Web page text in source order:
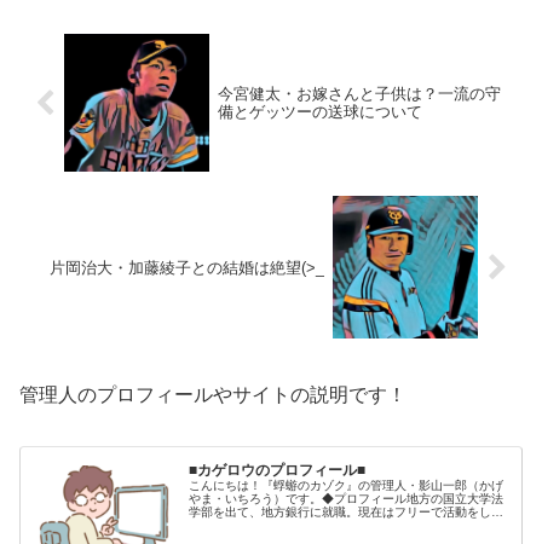
今宮健太・お嫁さんと子供は？一流の守
備とゲッツーの送球について
片岡治大・加藤綾子との結婚は絶望(>_
管理人のプロフィールやサイトの説明です！
■カゲロウのプロフィール■
こんにちは！『蜉蝣のカゾク』の管理人・影山一郎（かげ
やま・いちろう）です。◆プロフィール地方の国立大学法
学部を出て、地方銀行に就職。現在はフリーで活動をして